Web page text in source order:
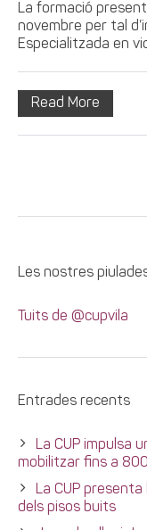
La formació
novembre per tal
Especialitzada en
Read More
Les nostres
Tuits de @cupvila
Entrades recents
La CUP impulsa
mobilitzar fins a
La CUP presenta
dels pisos buits